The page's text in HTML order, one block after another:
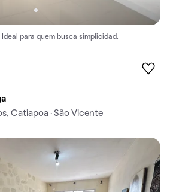
para quem busca simplicidad.
Catiapoa · São Vicente